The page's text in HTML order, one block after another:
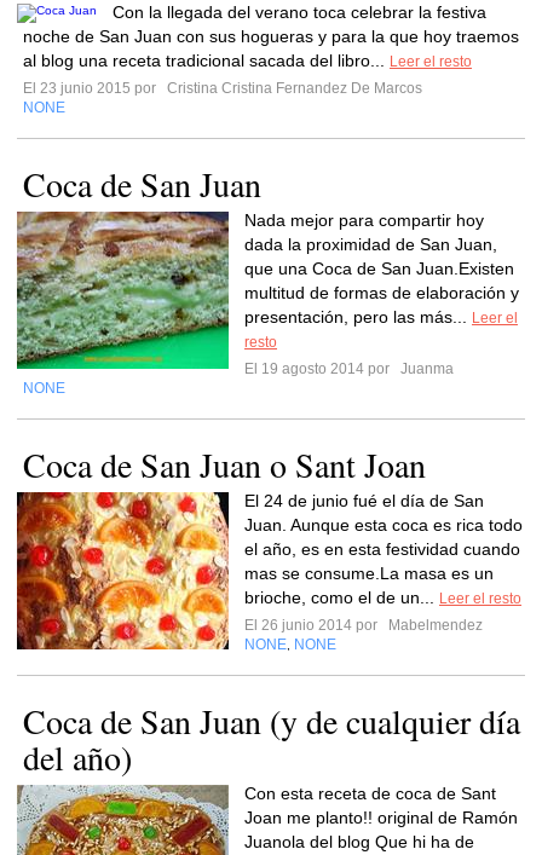
Con la llegada del verano toca celebrar la festiva
noche de San Juan con sus hogueras y para la que hoy traemos
al blog una receta tradicional sacada del libro...
Leer el resto
El 23 junio 2015 por
Cristina Cristina Fernandez De Marcos
NONE
Coca de San Juan
Nada mejor para compartir hoy
dada la proximidad de San Juan,
que una Coca de San Juan.Existen
multitud de formas de elaboración y
presentación, pero las más...
Leer el
resto
El 19 agosto 2014 por
Juanma
NONE
Coca de San Juan o Sant Joan
El 24 de junio fué el día de San
Juan. Aunque esta coca es rica todo
el año, es en esta festividad cuando
mas se consume.La masa es un
brioche, como el de un...
Leer el resto
El 26 junio 2014 por
Mabelmendez
NONE NONE
Coca de San Juan (y de cualquier día
del año)
Con esta receta de coca de Sant
Joan me planto!! original de Ramón
Juanola del blog Que hi ha de